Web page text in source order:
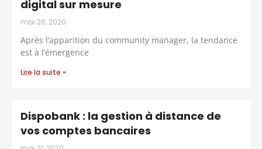
digital sur mesure
mai 26, 2020
Après l’apparition du community manager, la tendance
est à l’émergence
Lire la suite »
Dispobank : la gestion à distance de
vos comptes bancaires